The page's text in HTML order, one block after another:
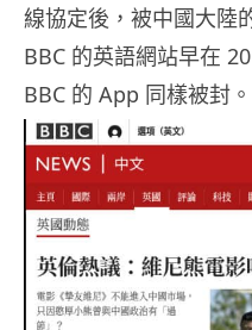
線協定後，被中國大陸
BBC 的英語網站早在
BBC 的 App 同樣被封。